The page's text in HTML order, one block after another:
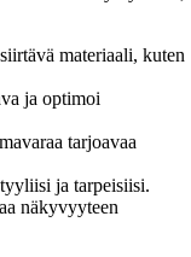
materiaali, kuten
ja optimoi
tarjoavaa
ja tarpeisiisi.
näkyvyyteen